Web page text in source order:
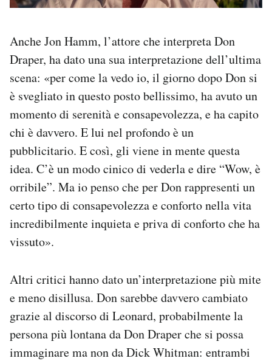
Anche Jon Hamm, l’attore che interpreta Don
Draper, ha dato una sua interpretazione dell’ultima
scena: «per come la vedo io, il giorno dopo Don si
è svegliato in questo posto bellissimo, ha avuto un
momento di serenità e consapevolezza, e ha capito
chi è davvero. E lui nel profondo è un
pubblicitario. E così, gli viene in mente questa
idea. C’è un modo cinico di vederla e dire “Wow, è
orribile”. Ma io penso che per Don rappresenti un
certo tipo di consapevolezza e conforto nella vita
incredibilmente inquieta e priva di conforto che ha
vissuto».
Altri critici hanno dato un’interpretazione più mite
e meno disillusa. Don sarebbe davvero cambiato
grazie al discorso di Leonard, probabilmente la
persona più lontana da Don Draper che si possa
immaginare ma non da Dick Whitman: entrambi